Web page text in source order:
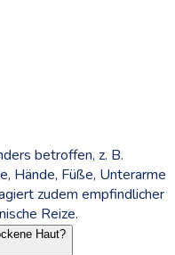
betroffen, z. B.
Hände, Füße, Unterarme
zudem empfindlicher
Reize.
Haut?